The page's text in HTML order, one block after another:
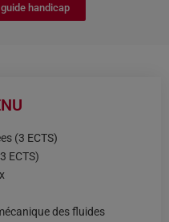
handicap
(3 ECTS)
ECTS)
des fluides